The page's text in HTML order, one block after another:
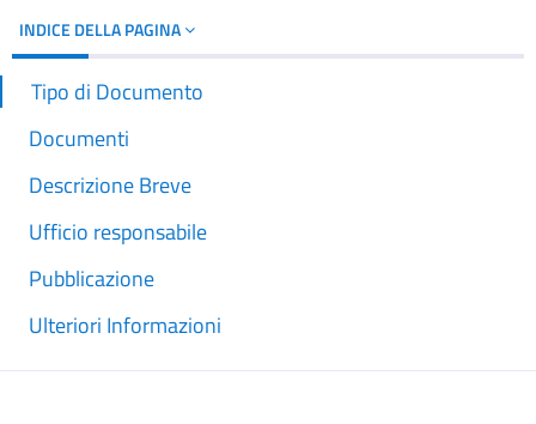
INDICE DELLA PAGINA
Tipo di Documento
Documenti
Descrizione Breve
Ufficio responsabile
Pubblicazione
Ulteriori Informazioni